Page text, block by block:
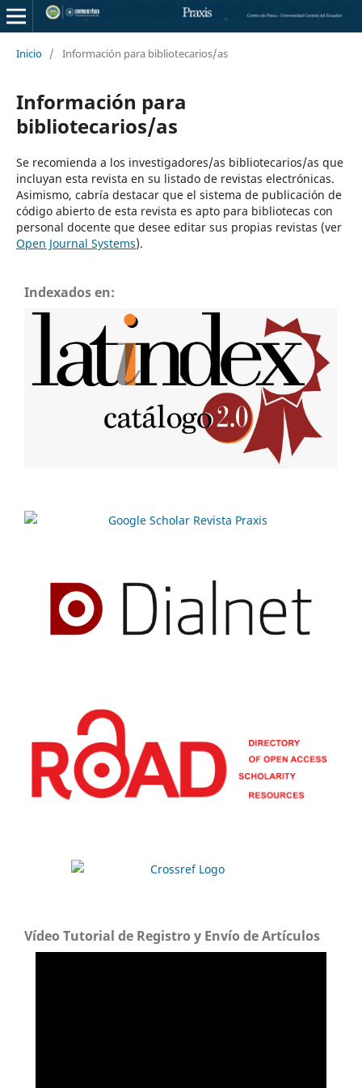
Inicio / Información para bibliotecarios/as
Información para
bibliotecarios/as
Se recomienda a los investigadores/as bibliotecarios/as que
incluyan esta revista en su listado de revistas electrónicas.
Asimismo, cabría destacar que el sistema de publicación de
código abierto de esta revista es apto para bibliotecas con
personal docente que desee editar sus propias revistas (ver
Open Journal Systems).
Indexados en:
Vídeo Tutorial de Registro y Envío de Artículos